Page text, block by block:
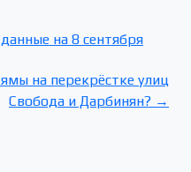
на 8 сентября
на перекрёстке улиц
Свобода и Дарбинян? →